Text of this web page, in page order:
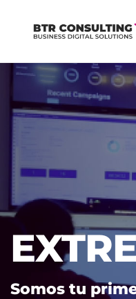
Somos tu